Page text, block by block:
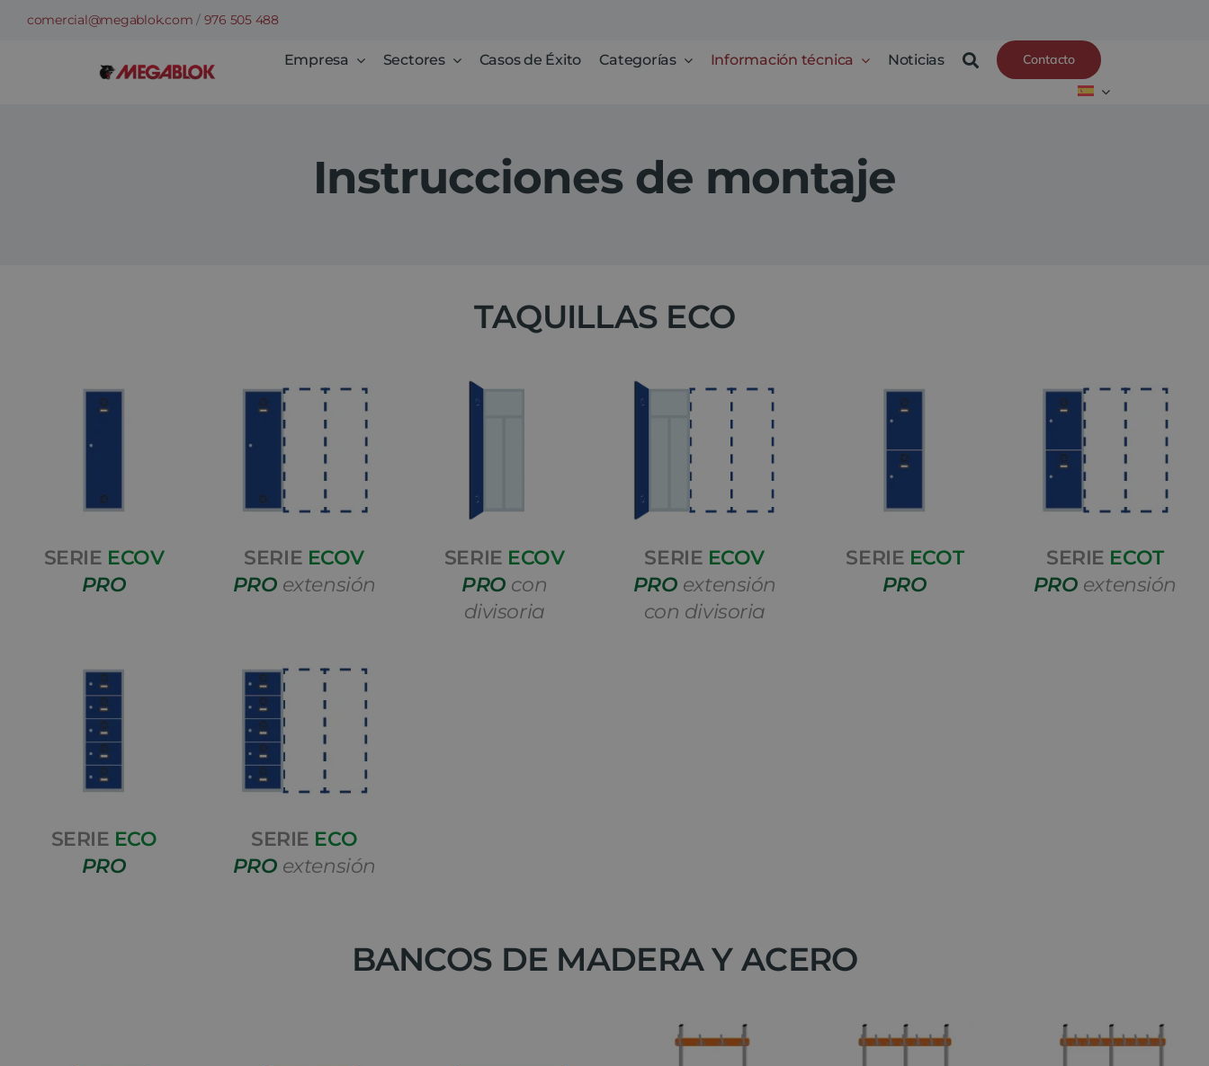
Saltarcomercial@megablok.com / 976 505 488
Empresa Sectores Casos de Éxito Categorías Información técnica Noticias Contacto
Instrucciones de montaje
TAQUILLAS ECO
SERIE ECOV
PRO
SERIE ECOV
PRO extensión
SERIE ECOV
PRO con
divisoria
SERIE ECOV
PRO extensión
con divisoria
SERIE ECOT
PRO
SERIE ECOT
PRO extensión
SERIE ECO
PRO
SERIE ECO
PRO extensión
BANCOS DE MADERA Y ACERO